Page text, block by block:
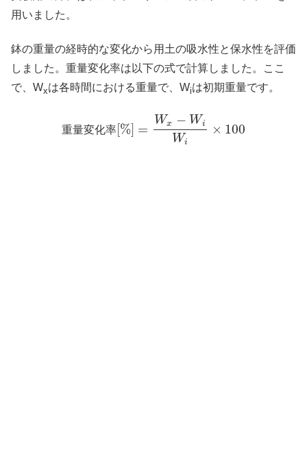
用いました。
鉢の重量の経時的な変化から用土の吸水性と保水性を評価
しました。重量変化率は以下の式で計算しました。ここ
で、Wxは各時間における重量で、Wiは初期重量です。
重量変化率[%] =
Wx − Wi
Wi
× 100